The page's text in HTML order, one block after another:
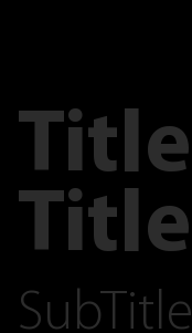
Title
Title
SubTitle